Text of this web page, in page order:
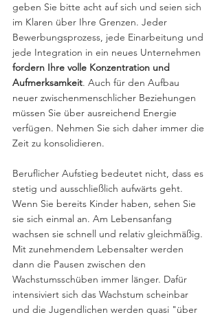
geben Sie bitte acht auf sich und seien sich
im Klaren über Ihre Grenzen. Jeder
Bewerbungsprozess, jede Einarbeitung und
jede Integration in ein neues Unternehmen
fordern Ihre volle Konzentration und
Aufmerksamkeit. Auch für den Aufbau
neuer zwischenmenschlicher Beziehungen
müssen Sie über ausreichend Energie
verfügen. Nehmen Sie sich daher immer die
Zeit zu konsolidieren.
Beruflicher Aufstieg bedeutet nicht, dass es
stetig und ausschließlich aufwärts geht.
Wenn Sie bereits Kinder haben, sehen Sie
sie sich einmal an. Am Lebensanfang
wachsen sie schnell und relativ gleichmäßig.
Mit zunehmendem Lebensalter werden
dann die Pausen zwischen den
Wachstumsschüben immer länger. Dafür
intensiviert sich das Wachstum scheinbar
und die Jugendlichen werden quasi "über